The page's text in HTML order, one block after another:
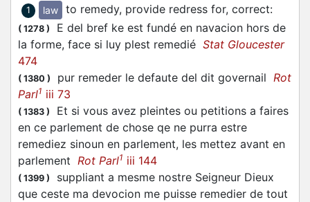
1 law to remedy, provide redress for, correct:
( 1278 )
E del bref ke est fundé en navacion hors de
la forme, face si luy plest remedié Stat Gloucester
474
( 1380 ) pur remeder le defaute del dit governail Rot
Parl1 iii 73
( 1383 )
Et si vous avez pleintes ou petitions a faires
en ce parlement de chose qe ne purra estre
remediez sinoun en parlement, les mettez avant en
parlement Rot Parl1 iii 144
( 1399 )
suppliant a mesme nostre Seigneur Dieux
que ceste ma devocion me puisse remedier de tout